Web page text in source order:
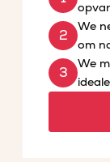
We
om
We